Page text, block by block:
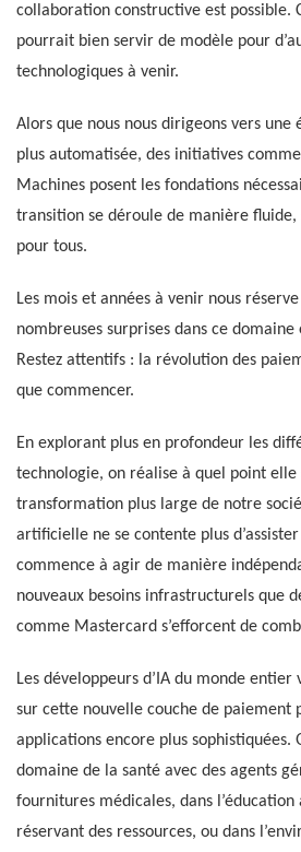
collaboration constructive est possible.
pourrait bien servir de modèle pour
technologiques à venir.
Alors que nous nous dirigeons vers une
plus automatisée, des initiatives
Machines posent les fondations
transition se déroule de manière fluide,
pour tous.
Les mois et années à venir nous
nombreuses surprises dans ce
Restez attentifs : la révolution des
que commencer.
En explorant plus en profondeur les
technologie, on réalise à quel point elle
transformation plus large de notre
artificielle ne se contente plus
commence à agir de manière
nouveaux besoins infrastructurels que
comme Mastercard s’efforcent de
Les développeurs d’IA du monde entier
sur cette nouvelle couche de paiement
applications encore plus sophistiquées.
domaine de la santé avec des agents
fournitures médicales, dans
réservant des ressources, ou dans